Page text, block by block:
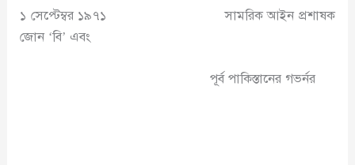
১ সেপ্টেম্বর ১৯৭১ সামরিক আইন প্রশাষক
জোন ‘বি’ এবং
পূর্ব পাকিস্তানের গভর্নর